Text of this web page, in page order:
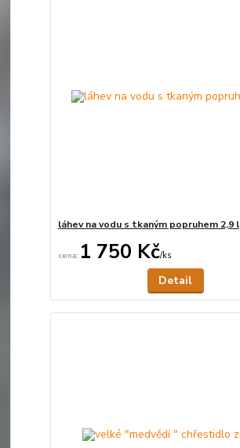
láhev na vodu s tkaným popruhem 2,9 l
1 750 Kč/ks
Detail